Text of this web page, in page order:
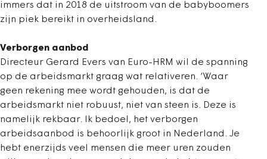
immers dat in 2018 de uitstroom van de babyboomers
zijn piek bereikt in overheidsland.
Verborgen aanbod
Directeur Gerard Evers van Euro-HRM wil de spanning
op de arbeidsmarkt graag wat relativeren. ‘Waar
geen rekening mee wordt gehouden, is dat de
arbeidsmarkt niet robuust, niet van steen is. Deze is
namelijk rekbaar. Ik bedoel, het verborgen
arbeidsaanbod is behoorlijk groot in Nederland. Je
hebt enerzijds veel mensen die meer uren zouden